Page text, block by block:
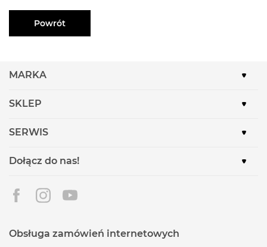
Powrót
MARKA
SKLEP
SERWIS
Dołącz do nas!
Obsługa zamówień internetowych